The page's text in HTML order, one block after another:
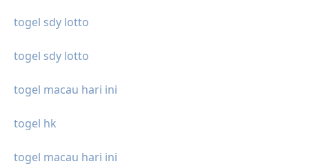
togel sdy lotto
togel sdy lotto
togel macau hari ini
togel hk
togel macau hari ini